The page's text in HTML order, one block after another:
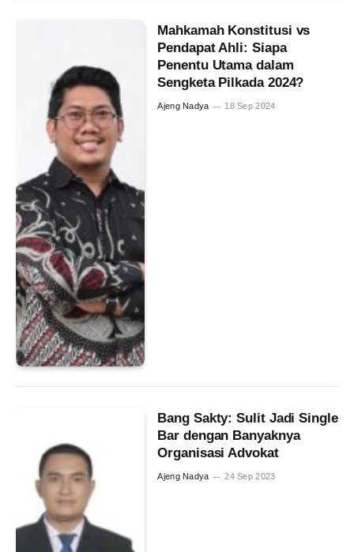
Mahkamah Konstitusi vs
Pendapat Ahli: Siapa
Penentu Utama dalam
Sengketa Pilkada 2024?
Ajeng Nadya 18 Sep 2024
Bang Sakty: Sulit Jadi Single
Bar dengan Banyaknya
Organisasi Advokat
Ajeng Nadya 24 Sep 2023